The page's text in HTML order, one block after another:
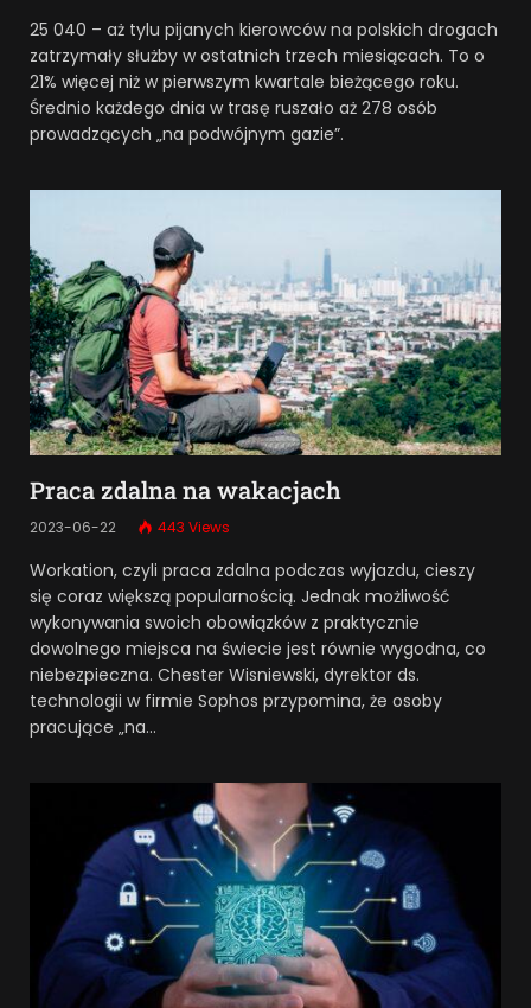
25 040 – aż tylu pijanych kierowców na polskich drogach
zatrzymały służby w ostatnich trzech miesiącach. To o
21% więcej niż w pierwszym kwartale bieżącego roku.
Średnio każdego dnia w trasę ruszało aż 278 osób
prowadzących „na podwójnym gazie”.
Praca zdalna na wakacjach
2023-06-22 443 Views
Workation, czyli praca zdalna podczas wyjazdu, cieszy
się coraz większą popularnością. Jednak możliwość
wykonywania swoich obowiązków z praktycznie
dowolnego miejsca na świecie jest równie wygodna, co
niebezpieczna. Chester Wisniewski, dyrektor ds.
technologii w firmie Sophos przypomina, że osoby
pracujące „na…